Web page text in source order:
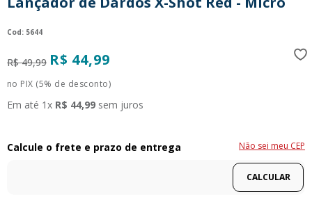
: 5644
R$ 49,99 R$ 44,99
no PIX (5% de desconto)
Em até 1x R$ 44,99 sem juros
Não sei meu CEP
9
guerreiras kpop